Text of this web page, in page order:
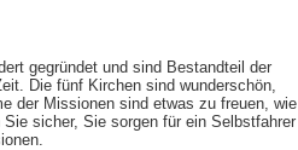
gegründet und sind Bestandteil der
Die fünf Kirchen sind wunderschön,
der Missionen sind etwas zu freuen, wie
sicher, Sie sorgen für ein Selbstfahrer